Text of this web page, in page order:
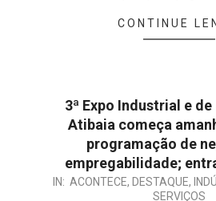
CONTINUE
3ª Expo Industrial e
Atibaia começa
programação de
empregabilidade;
IN: ACONTECE, DESTAQUE,
SERVIÇOS